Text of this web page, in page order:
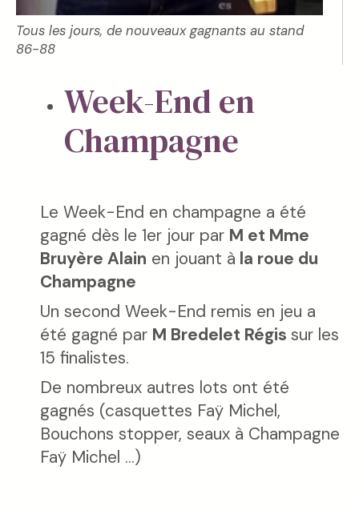
Tous les jours, de nouveaux gagnants au stand
86-88
Week-End en
Champagne
Le Week-End en champagne a été
gagné dès le 1er jour par M et Mme
Bruyère Alain en jouant à la roue du
Champagne
Un second Week-End remis en jeu a
été gagné par M Bredelet Régis sur les
15 finalistes.
De nombreux autres lots ont été
gagnés (casquettes Faÿ Michel,
Bouchons stopper, seaux à Champagne
Faÿ Michel ...)